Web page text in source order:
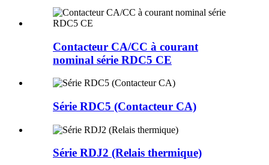
Contacteur CA/CC à courant
nominal série RDC5 CE
Série RDC5 (Contacteur CA)
Série RDJ2 (Relais thermique)